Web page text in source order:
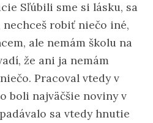
Sľúbili sme si lásku, sa
nechceš robiť niečo iné,
ale nemám školu na
že ani ja nemám
Pracoval vtedy v
boli najväčšie noviny v
sa vtedy hnutie